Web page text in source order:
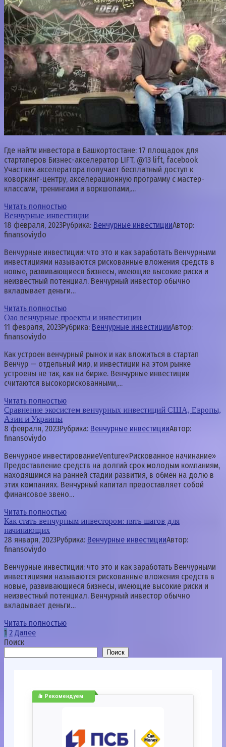
Где найти инвестора в Башкортостане: 17 площадок для
стартаперов Бизнес-акселератор LIFT, @13 lift, facebook
Участник акселератора получает бесплатный доступ к
коворкинг-центру, акселерационную программу с мастер-
классами, тренингами и воркшопами,…
Читать полностью
Венчурные инвестиции
18 февраля, 2023Рубрика: Венчурные инвестицииАвтор:
finansoviydo
Венчурные инвестиции: что это и как заработать Венчурными
инвестициями называются рискованные вложения средств в
новые, развивающиеся бизнесы, имеющие высокие риски и
неизвестный потенциал. Венчурный инвестор обычно
вкладывает деньги…
Читать полностью
Оао венчурные проекты и инвестиции
11 февраля, 2023Рубрика: Венчурные инвестицииАвтор:
finansoviydo
Как устроен венчурный рынок и как вложиться в стартап
Венчур — отдельный мир, и инвестиции на этом рынке
устроены не так, как на бирже. Венчурные инвестиции
считаются высокорискованными,…
Читать полностью
Сравнение экосистем венчурных инвестиций США, Европы,
Азии и Украины
8 февраля, 2023Рубрика: Венчурные инвестицииАвтор:
finansoviydo
Венчурное инвестированиеVenture«Рискованное начинание»
Предоставление средств на долгий срок молодым компаниям,
находящимся на ранней стадии развития, в обмен на долю в
этих компаниях. Венчурный капитал предоставляет собой
финансовое звено…
Читать полностью
Как стать венчурным инвестором: пять шагов для
начинающих
28 января, 2023Рубрика: Венчурные инвестицииАвтор:
finansoviydo
Венчурные инвестиции: что это и как заработать Венчурными
инвестициями называются рискованные вложения средств в
новые, развивающиеся бизнесы, имеющие высокие риски и
неизвестный потенциал. Венчурный инвестор обычно
вкладывает деньги…
Читать полностью
Пагинация
записей
1 2 Далее
Поиск
Поиск